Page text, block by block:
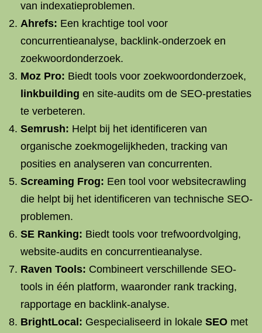
van indexatieproblemen.
Ahrefs: Een krachtige tool voor
concurrentieanalyse, backlink-onderzoek en
zoekwoordonderzoek.
Moz Pro: Biedt tools voor zoekwoordonderzoek,
linkbuilding en site-audits om de SEO-prestaties
te verbeteren.
Semrush: Helpt bij het identificeren van
organische zoekmogelijkheden, tracking van
posities en analyseren van concurrenten.
Screaming Frog: Een tool voor websitecrawling
die helpt bij het identificeren van technische SEO-
problemen.
SE Ranking: Biedt tools voor trefwoordvolging,
website-audits en concurrentieanalyse.
Raven Tools: Combineert verschillende SEO-
tools in één platform, waaronder rank tracking,
rapportage en backlink-analyse.
BrightLocal: Gespecialiseerd in lokale SEO met